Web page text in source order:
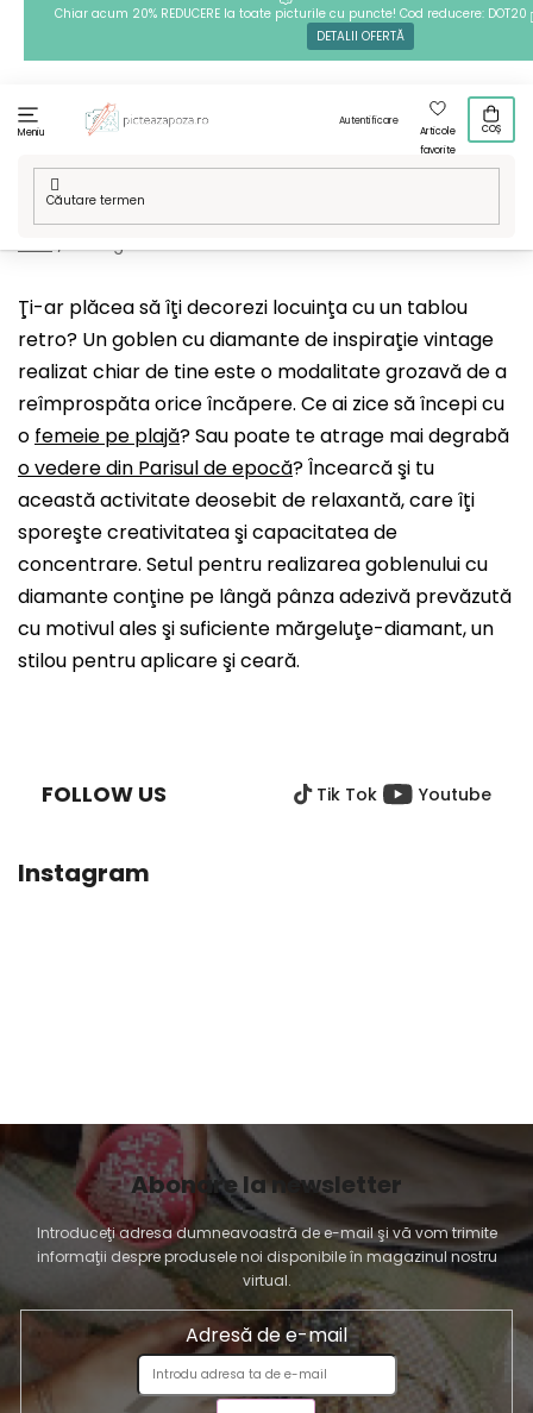
Chiar acum 20% REDUCERE la toate picturile cu puncte! Cod reducere: DOT20
DETALII OFERTĂ
Meniu
Autentificare
Articole
favorite
COȘ
Ţi-ar plăcea să îţi decorezi locuinţa cu un tablou
retro? Un goblen cu diamante de inspiraţie vintage
realizat chiar de tine este o modalitate grozavă de a
reîmprospăta orice încăpere. Ce ai zice să începi cu
o femeie pe plajă? Sau poate te atrage mai degrabă
o vedere din Parisul de epocă? Încearcă şi tu
această activitate deosebit de relaxantă, care îţi
sporeşte creativitatea şi capacitatea de
concentrare. Setul pentru realizarea goblenului cu
diamante conţine pe lângă pânza adezivă prevăzută
cu motivul ales şi suficiente mărgeluţe-diamant, un
stilou pentru aplicare şi ceară.
FOLLOW US Tik Tok Youtube
Instagram
Abonare la newsletter
Introduceţi adresa dumneavoastră de e-mail şi vă vom trimite
informaţii despre produsele noi disponibile în magazinul nostru
virtual.
Adresă de e-mail